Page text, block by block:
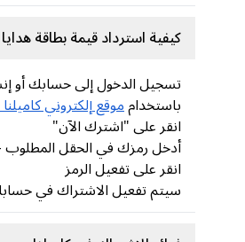
كيفية استرداد قيمة بطاقة هدايا
تسجيل الدخول إلى حسابك أو
باستخدامموقع إلكتروني كاميلنا
انقر على "اشترك الآن"
أدخل رمزك في الحقل المطلوب -
انقر على تفعيل الرمز
سيتم تفعيل الاشتراك في حسابك